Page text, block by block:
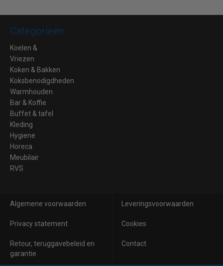
Categorieën
Koelen &
Vriezen
Koken & Bakken
Koksbenodigdheden
Warmhouden
Bar & Koffie
Buffet & tafel
Kleding
Hygiene
Horeca
Meubilair
RVS
Algemene voorwaarden Leveringsvoorwaarden
Privacy statement Cookies
Retour, teruggavebeleid en
garantie
Contact